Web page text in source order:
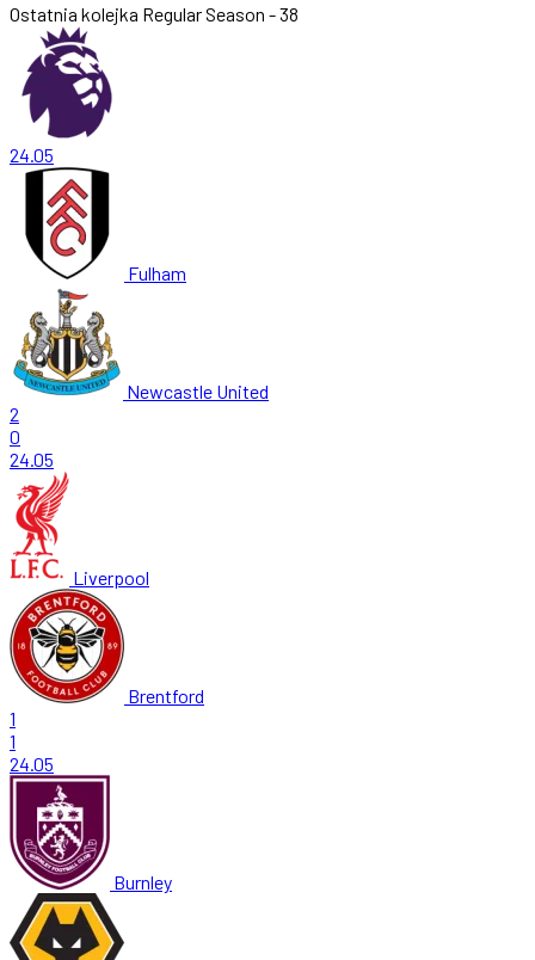
Ostatnia kolejka Regular Season - 38
24.05
Fulham
Newcastle United
2
0
24.05
Liverpool
Brentford
1
1
24.05
Burnley